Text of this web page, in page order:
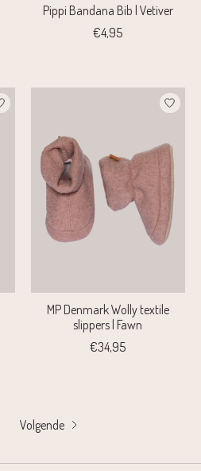
Pippi Bandana Bib | Vetiver
€4,95
MP Denmark Wolly textile
slippers | Fawn
€34,95
Volgende